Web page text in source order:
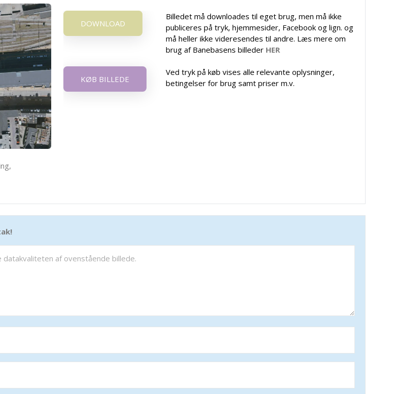
DOWNLOAD
Billedet må downloades til eget brug, men må ikke
publiceres på tryk, hjemmesider, Facebook og lign. og
må heller ikke videresendes til andre. Læs mere om
brug af Banebasens billeder HER
KØB BILLEDE
Ved tryk på køb vises alle relevante oplysninger,
betingelser for brug samt priser m.v.